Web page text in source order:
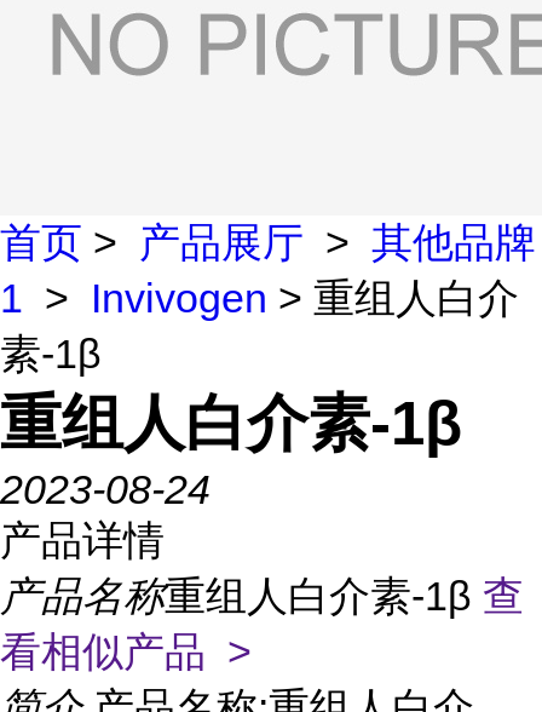
首页 > 产品展厅 > 其他品牌
1 > Invivogen > 重组人白介
素-1β
重组人白介素-1β
2023-08-24
产品详情
产品名称重组人白介素-1β 查
看相似产品 >